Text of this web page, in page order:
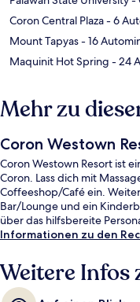
Coron Central Plaza- 6
Mount Tapyas- 16
Maquinit Hot Spring - 24
Mehr zu
Coron Westown
Coron Westown Resort ist
Coron. Lass dich mit
Coffeeshop/Café ein.
Bar/Lounge und ein
über das hilfsbereite
Informationen zu den
Weitere Infos